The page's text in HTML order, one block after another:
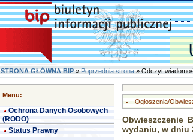
STRONA GŁÓWNA BIP»Poprzednia strona» Odczyt
Menu:
Ochrona Danych Osobowych
(RODO)
Status Prawny
Ogłoszenia/
Obwieszczenie
wydaniu, w dniu